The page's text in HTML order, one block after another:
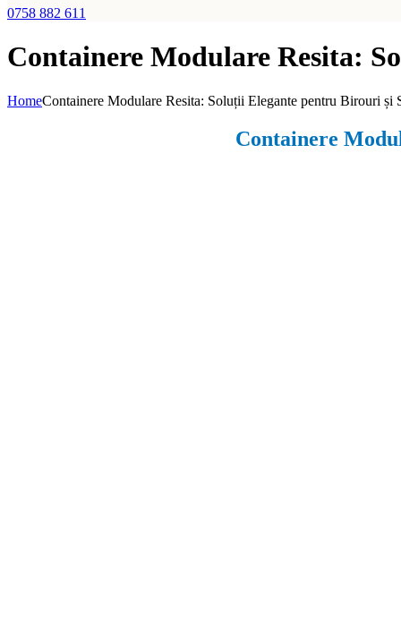
0758 882 611
Containere Modulare Resita:
HomeContainere Modulare Resita: Soluții Elegante pentru Birouri și
Containere